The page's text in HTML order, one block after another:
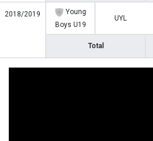
2018/2019
Young
Boys U19
UYL
Total